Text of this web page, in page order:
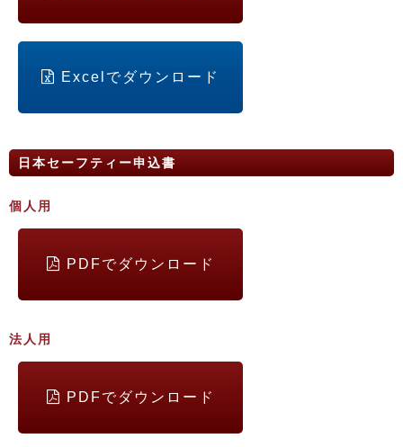
Excelでダウンロード
日本セーフティー申込書
個人用
PDFでダウンロード
法人用
PDFでダウンロード